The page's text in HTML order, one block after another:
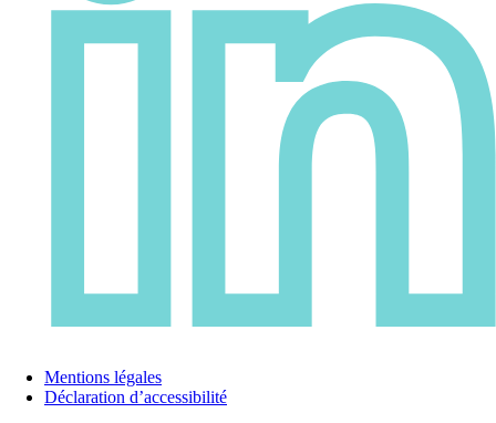
Mentions légales
Déclaration d’accessibilité